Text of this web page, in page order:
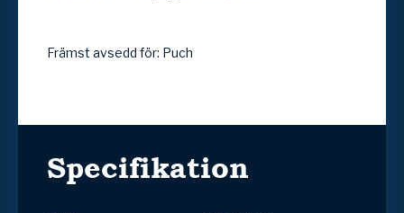
Främst avsedd för: Puch
Specifikation